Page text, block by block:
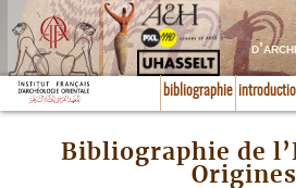
bibliographie
Bibliographie de
Origines